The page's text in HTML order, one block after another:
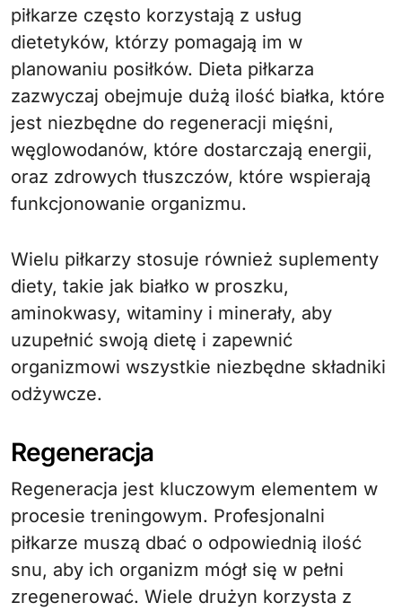
piłkarze często korzystają z usług
dietetyków, którzy pomagają im w
planowaniu posiłków. Dieta piłkarza
zazwyczaj obejmuje dużą ilość białka, które
jest niezbędne do regeneracji mięśni,
węglowodanów, które dostarczają energii,
oraz zdrowych tłuszczów, które wspierają
funkcjonowanie organizmu.
Wielu piłkarzy stosuje również suplementy
diety, takie jak białko w proszku,
aminokwasy, witaminy i minerały, aby
uzupełnić swoją dietę i zapewnić
organizmowi wszystkie niezbędne składniki
odżywcze.
Regeneracja
Regeneracja jest kluczowym elementem w
procesie treningowym. Profesjonalni
piłkarze muszą dbać o odpowiednią ilość
snu, aby ich organizm mógł się w pełni
zregenerować. Wiele drużyn korzysta z